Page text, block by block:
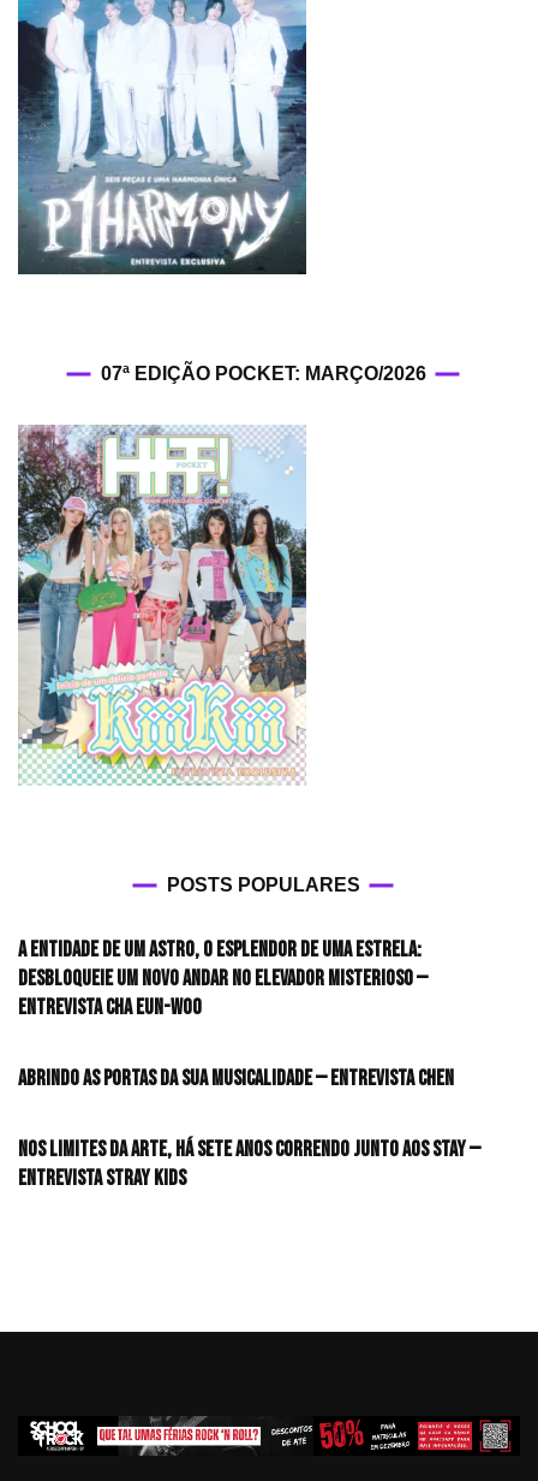
07ª EDIÇÃO POCKET: MARÇO/2026
POSTS POPULARES
A entidade de um astro, o esplendor de uma estrela:
desbloqueie um novo andar no elevador misterioso —
Entrevista CHA EUN-WOO
Abrindo as portas da sua musicalidade — Entrevista CHEN
Nos limites da arte, há sete anos correndo junto aos STAY —
Entrevista Stray Kids